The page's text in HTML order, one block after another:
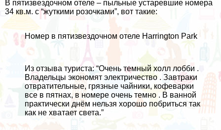
В пятизвездочном отеле – пыльные устаревшие номера
34 кв.м. с “жуткими розочками”, вот такие:
Номер в пятизвездочном отеле Harrington Park
Из отзыва туриста: “Очень темный холл лобби .
Владельцы экономят электричество . Завтраки
отвратительные, грязные чайники, кофеварки
все в пятнах, в номере очень темно . В ванной
практически днём нельзя хорошо побриться так
как не хватает света.”